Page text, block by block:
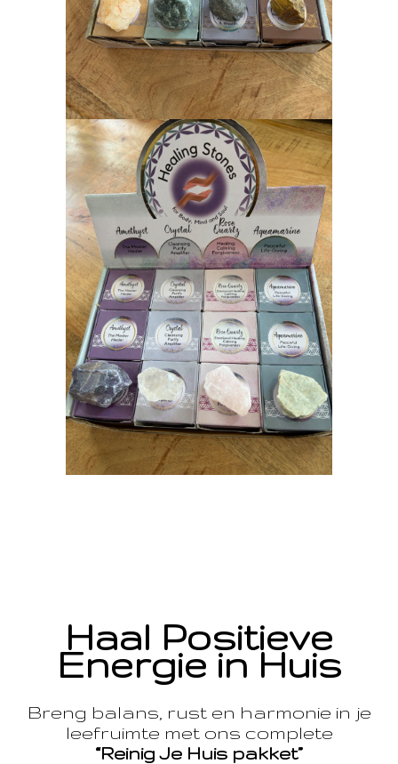
Haal Positieve
Energie in Huis
Breng balans, rust en harmonie in je
leefruimte met ons complete
“Reinig Je Huis pakket”